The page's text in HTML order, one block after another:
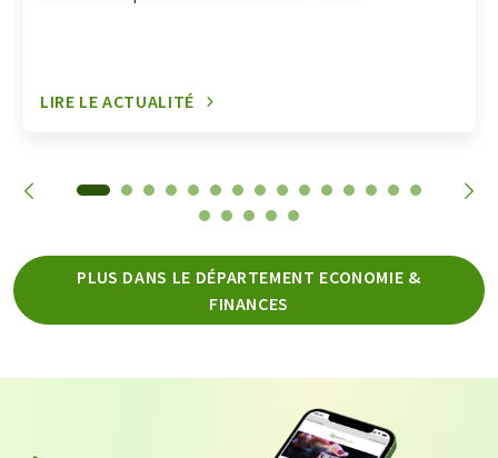
LIRE LE ACTUALITÉ
PLUS DANS LE DÉPARTEMENT ECONOMIE &
FINANCES